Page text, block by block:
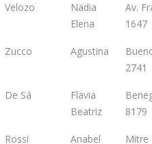
Velozo
Nadia
Elena
Av.
1647
Zucco Agustina
2741
De Sá
Flavia
Beatriz
8179
Rossi Anabel Mitre